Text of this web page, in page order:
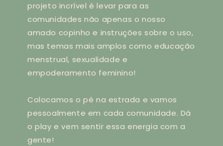
projeto incrível é levar para as
comunidades não apenas o nosso
amado copinho e instruções sobre o uso,
mas temas mais amplos como educação
menstrual, sexualidade e
empoderamento feminino!
Colocamos o pé na estrada e vamos
pessoalmente em cada comunidade. Dá
o play e vem sentir essa energia com a
gente!